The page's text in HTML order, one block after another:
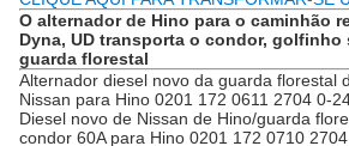
O alternador de Hino para o caminhão
Dyna, UD transporta o condor, golfinho
guarda florestal
Alternador diesel novo da guarda florestal
Nissan para Hino 0201 172 0611 2704 0-
Diesel novo de Nissan de Hino/guarda
condor 60A para Hino 0201 172 0710